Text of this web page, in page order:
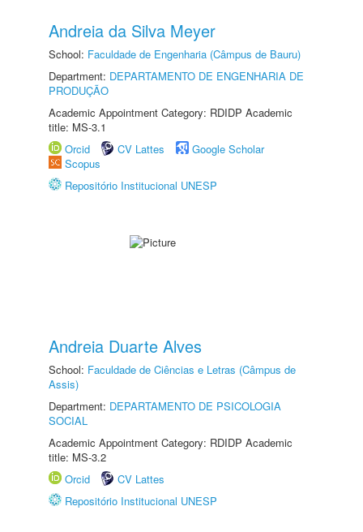
Andreia da Silva Meyer
School: Faculdade de Engenharia (Câmpus de Bauru)
Department: DEPARTAMENTO DE ENGENHARIA DE
PRODUÇÃO
Academic Appointment Category: RDIDP Academic
title: MS-3.1
Orcid
CV Lattes
Google Scholar
Scopus
Repositório Institucional UNESP
Andreia Duarte Alves
School: Faculdade de Ciências e Letras (Câmpus de
Assis)
Department: DEPARTAMENTO DE PSICOLOGIA
SOCIAL
Academic Appointment Category: RDIDP Academic
title: MS-3.2
Orcid
CV Lattes
Repositório Institucional UNESP